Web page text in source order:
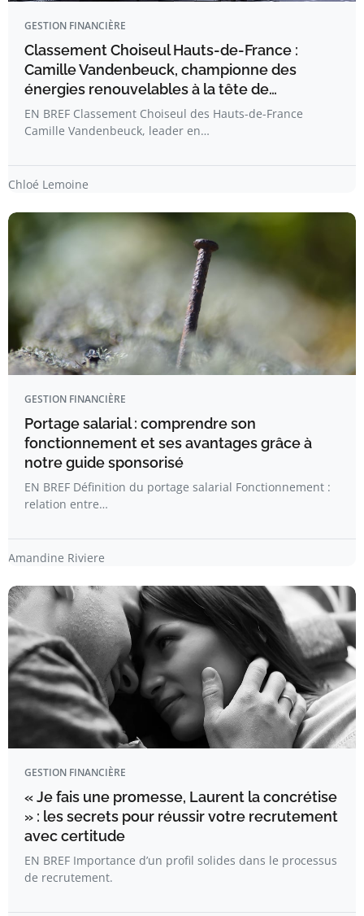
GESTION FINANCIÈRE
Classement Choiseul Hauts-de-France :
Camille Vandenbeuck, championne des
énergies renouvelables à la tête de…
EN BREF Classement Choiseul des Hauts-de-France
Camille Vandenbeuck, leader en…
Chloé Lemoine
GESTION FINANCIÈRE
Portage salarial : comprendre son
fonctionnement et ses avantages grâce à
notre guide sponsorisé
EN BREF Définition du portage salarial Fonctionnement :
relation entre…
Amandine Riviere
GESTION FINANCIÈRE
« Je fais une promesse, Laurent la concrétise
» : les secrets pour réussir votre recrutement
avec certitude
EN BREF Importance d’un profil solides dans le processus
de recrutement.